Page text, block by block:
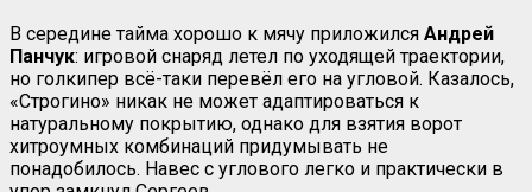
В середине тайма хорошо к мячу приложился Андрей
Панчук: игровой снаряд летел по уходящей траектории,
но голкипер всё-таки перевёл его на угловой. Казалось,
«Строгино» никак не может адаптироваться к
натуральному покрытию, однако для взятия ворот
хитроумных комбинаций придумывать не
понадобилось. Навес с углового легко и практически в